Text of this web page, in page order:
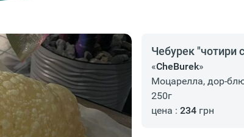
Чебурек "чотири
«CheBurek»
Моцарелла, дор-
250г
цена : 234грн